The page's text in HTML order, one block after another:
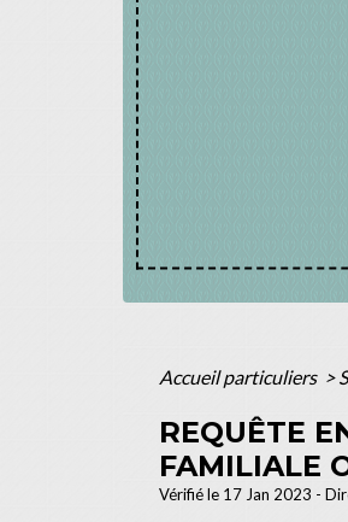
Accueil particuliers >
REQUÊTE
FAMILIALE
Vérifié le 17 Jan 2023 -